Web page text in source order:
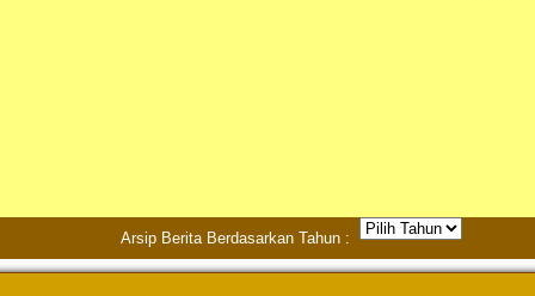
Arsip Berita Berdasarkan Tahun :